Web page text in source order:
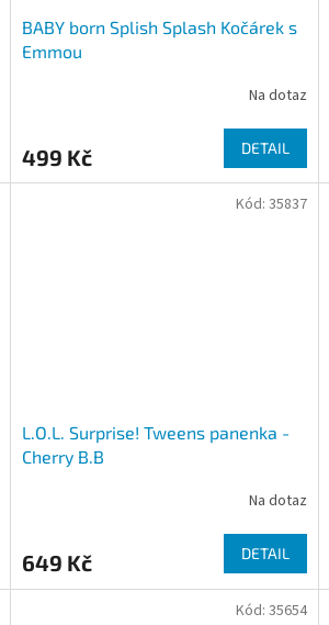
BABY born Splish Splash Kočárek s
Emmou
Na dotaz
499 Kč DETAIL
L.O.L. Surprise! Tweens panenka -
Cherry B.B
Na dotaz
649 Kč DETAIL
Kód: 35837
Kód: 35654